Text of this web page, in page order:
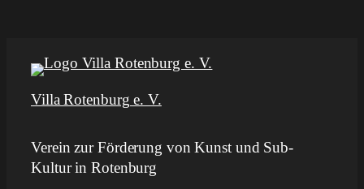
Villa Rotenburg e. V.
Verein zur Förderung von Kunst und Sub-
Kultur in Rotenburg